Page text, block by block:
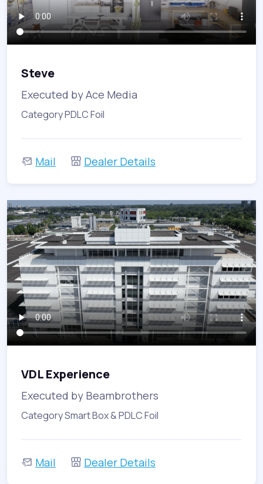
Steve
Executed by Ace Media
Category PDLC Foil
Mail Dealer Details
VDL Experience
Executed by Beambrothers
Category Smart Box & PDLC Foil
Mail Dealer Details